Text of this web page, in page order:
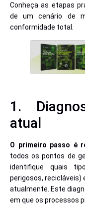
Conheça as etapas
de um cenário de
conformidade total.
1.
atual
O primeiro passo é
todos os pontos de
identifique quais
perigosos, recicláveis)
atualmente. Este
em que os processos